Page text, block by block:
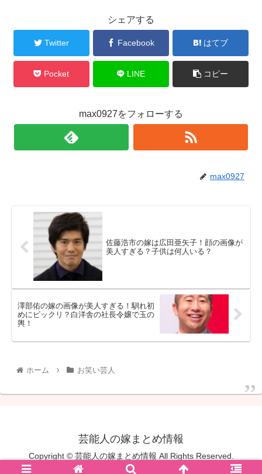
シェアする
Twitter Facebook はてブ
Pocket LINE コピー
max0927をフォローする
max0927
佐藤浩市の嫁は広田亜矢子！顔の画像が
美人すぎる？子供は何人いる？
澤部佑の嫁の画像が美人すぎる！馴れ初
めにビックリ？白洋舎の社長令嬢で玉の
輿！
ホーム お笑い芸人
芸能人の嫁まとめ情報
Copyright © 芸能人の嫁まとめ情報 All Rights Reserved.